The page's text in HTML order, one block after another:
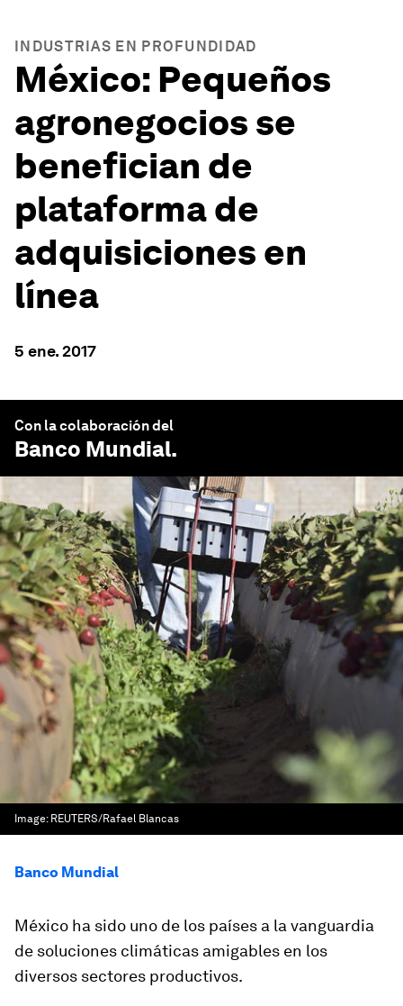
INDUSTRIAS EN PROFUNDIDAD
México: Pequeños
agronegocios se
benefician de
plataforma de
adquisiciones en
línea
5 ene. 2017
Con la colaboración del
Banco Mundial.
Image: REUTERS/Rafael Blancas
Banco Mundial
México ha sido uno de los países a la vanguardia
de soluciones climáticas amigables en los
diversos sectores productivos.